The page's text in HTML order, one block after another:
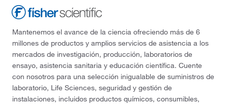
Mantenemos el avance de la ciencia ofreciendo más de 6
millones de productos y amplios servicios de asistencia a los
mercados de investigación, producción, laboratorios de
ensayo, asistencia sanitaria y educación científica. Cuente
con nosotros para una selección inigualable de suministros de
laboratorio, Life Sciences, seguridad y gestión de
instalaciones, incluidos productos químicos, consumibles,